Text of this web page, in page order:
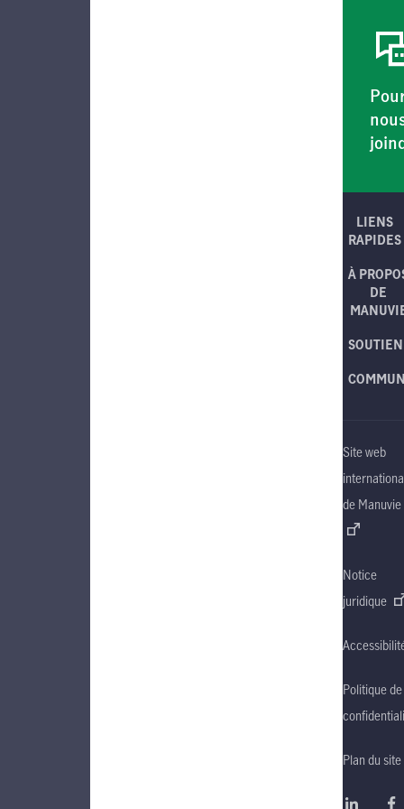
LIENS
RAPIDES
À
DE
SOUTIEN
Site web
de Manuvie
Notice
juridique
Politique de
Plan du site